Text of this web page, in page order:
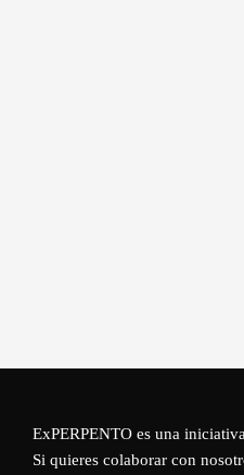
ExPERPENTO es una
Si quieres colaborar con